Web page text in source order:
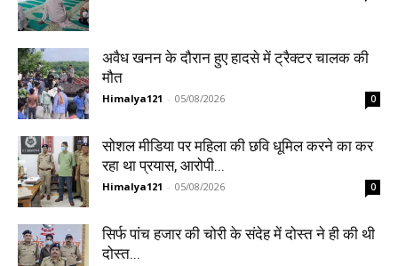
अवैध खनन के दौरान हुए हादसे में ट्रैक्टर चालक की
मौत
Himalya121 - 05/08/2026 0
सोशल मीडिया पर महिला की छवि धूमिल करने का कर
रहा था प्रयास, आरोपी...
Himalya121 - 05/08/2026 0
सिर्फ पांच हजार की चोरी के संदेह में दोस्त ने ही की थी
दोस्त...